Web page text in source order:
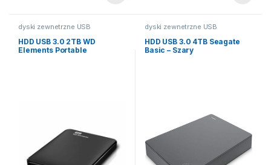
dyski zewnetrzne USB
HDD USB 3.0 2TB WD
Elements Portable
dyski zewnetrzne USB
HDD USB 3.0 4TB Seagate
Basic – Szary